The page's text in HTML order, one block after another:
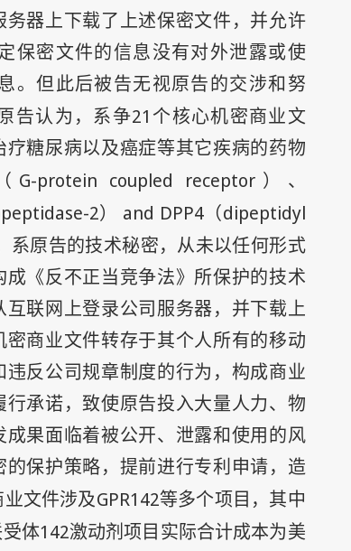
器上下载了上述保密文件，并允许
保密文件的信息没有对外泄露或使
。但此后被告无视原告的交涉和努
告认为，系争21 个核心机密商业文
糖尿病以及癌症等其它疾病的药物
G-protein coupled receptor）、
2） and DPP4（dipeptidyl
系原告的技术秘密，从未以任何形式
《反不正当竞争法》所保护的技术
联网上登录公司服务器，并下载上
商业文件转存于其个人所有的移动
反公司规章制度的行为，构成商业
承诺，致使原告投入大量人力、物
果面临着被公开、泄露和使用的风
的保护策略，提前进行专利申请，造
文件涉及GPR142等多个项目，其中
体142激动剂项目实际合计成本为美